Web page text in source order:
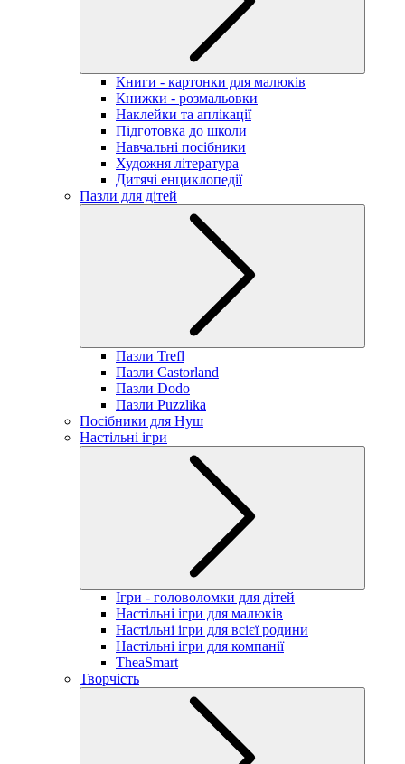
Книги - картонки для малюків
Книжки - розмальовки
Наклейки та аплікації
Підготовка до школи
Навчальні посібники
Художня література
Дитячі енциклопедії
Пазли для дітей
Пазли Trefl
Пазли Castorland
Пазли Dodo
Пазли Puzzlika
Посібники для Нуш
Настільні ігри
Ігри - головоломки для дітей
Настільні ігри для малюків
Настільні ігри для всієї родини
Настільні ігри для компанії
TheaSmart
Творчість